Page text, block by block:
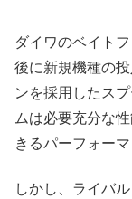
ダイワのベイト
後に新規機種の
ンを採用したス
ムは必要充分な
きるパーフォー
しかし、ライバ